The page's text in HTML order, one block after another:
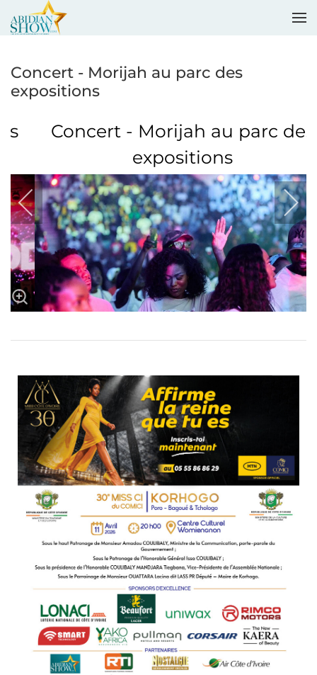
Concert - Morijah au parc des
expositions
Concert - Morijah au parc des
expositions